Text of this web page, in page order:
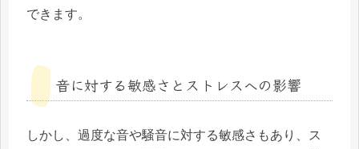
できます。
音に対する敏感さとストレスへの影響
しかし、過度な音や騒音に対する敏感さもあり、ス